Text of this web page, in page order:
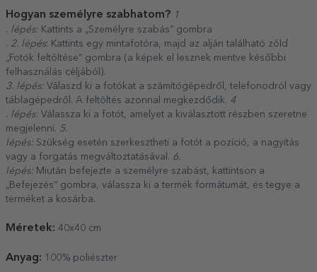
Hogyan személyre szabhatom? 1
. lépés: Kattints a „Személyre szabás” gombra
. 2. lépés: Kattints egy mintafotóra, majd az alján található zöld
„Fotók feltöltése” gombra (a képek el lesznek mentve későbbi
felhasználás céljából).
3. lépés: Válaszd ki a fotókat a számítógépedről, telefonodról vagy
táblagépedről. A feltöltés azonnal megkezdődik. 4
. lépés: Válassza ki a fotót, amelyet a kiválasztott részben szeretne
megjelenni. 5.
lépés: Szükség esetén szerkesztheti a fotót a pozíció, a nagyítás
vagy a forgatás megváltoztatásával. 6.
lépés: Miután befejezte a személyre szabást, kattintson a
„Befejezés” gombra, válassza ki a termék formátumát, és tegye a
terméket a kosárba.
Méretek: 40x40 cm
Anyag: 100% poliészter